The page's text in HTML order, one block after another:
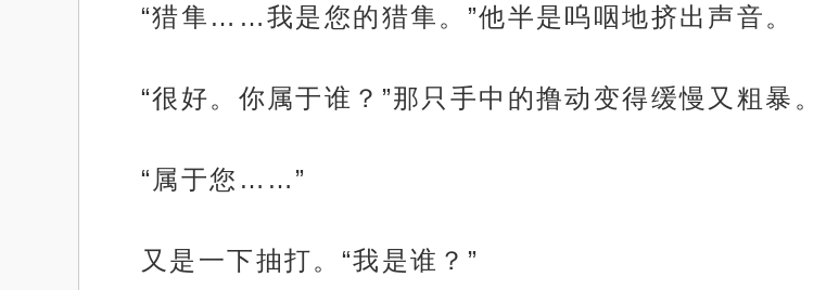
“猎隼……我是您的猎隼。”他半是呜咽地挤出声音。
“很好。你属于谁？”那只手中的撸动变得缓慢又粗暴。
“属于您……”
又是一下抽打。“我是谁？”